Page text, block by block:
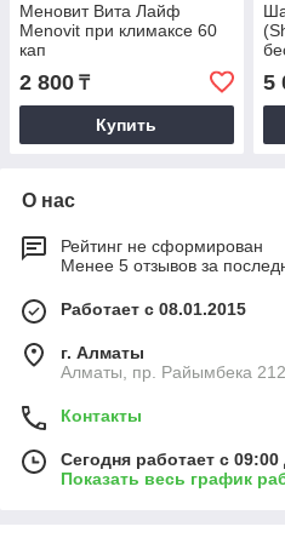
Меновит Вита Лайф
Menovit при климаксе 60
кап
2 800 ₸
Купить
60
5
О нас
Рейтинг не сформирован
Менее 5 отзывов за
Работает с 08.01.2015
г. Алматы
Алматы, пр. Райымбека
Контакты
Сегодня работает с 09:00
Показать весь график